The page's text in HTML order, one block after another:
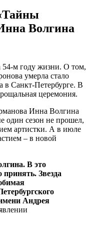
Волгина
54-м году жизни. О том,
умерла стало
в Санкт-Петербурге. В
церемония.
Инна Волгина
один сезон не прошел,
артистки. А в июле
– в новой
В это
Звезда
Андрея